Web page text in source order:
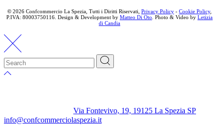
© 2026 Confcommercio La Spezia, Tutti i Diritti Riservati, Privacy Policy - Cookie Policy,
P.IVA: 80003750116. Design & Development by Matteo Di Oto. Photo & Video by Letizia
di Candia
Via Fontevivo, 19, 19125 La Spezia SP
info@confcommerciolaspezia.it